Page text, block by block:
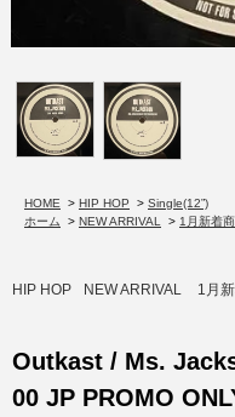
HOME > HIP HOP > Single(12”)
ホーム
> NEW ARRIVAL > 1月新着
HIP HOP NEW ARRIVAL 1月
Outkast / Ms.
00 JP PROMO